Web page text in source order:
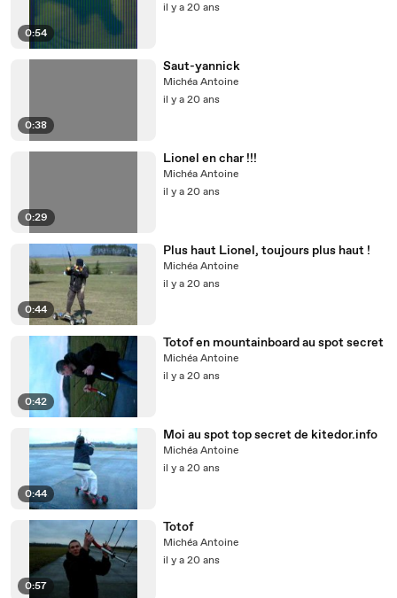
0:54
il y a 20 ans
0:38
Saut-yannick
Michéa Antoine
il y a 20 ans
0:29
Lionel en char !!!
Michéa Antoine
il y a 20 ans
0:44
Plus haut Lionel, toujours plus haut !
Michéa Antoine
il y a 20 ans
0:42
Totof en mountainboard au spot secret
Michéa Antoine
il y a 20 ans
0:44
Moi au spot top secret de kitedor.info
Michéa Antoine
il y a 20 ans
0:57
Totof
Michéa Antoine
il y a 20 ans